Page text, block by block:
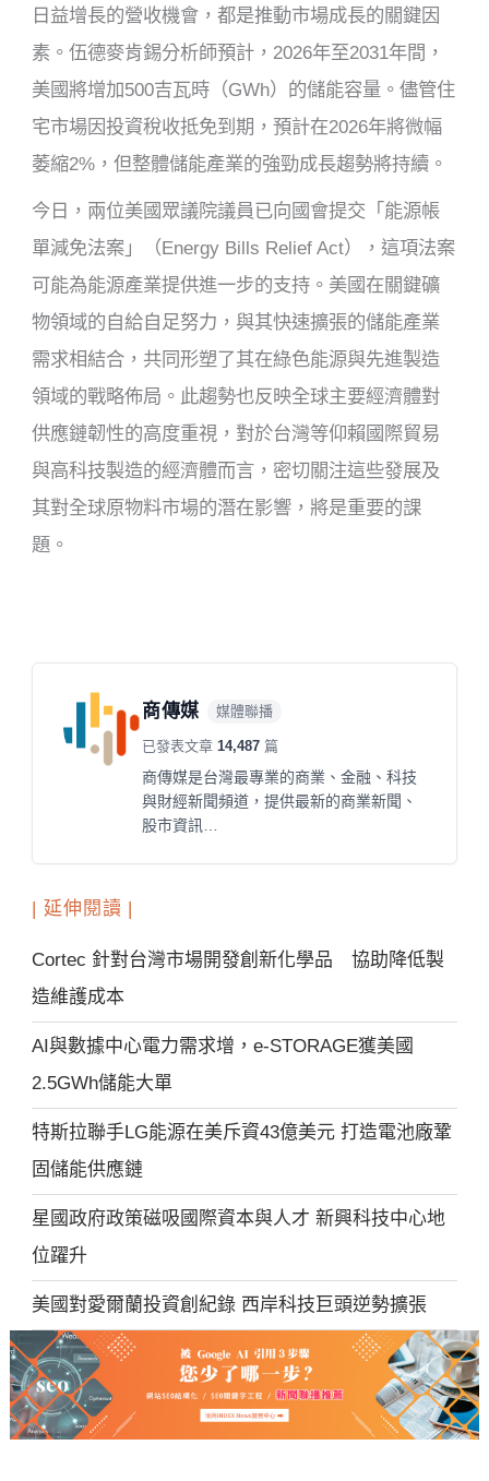
日益增長的營收機會，都是推動市場成長的關鍵因
素。伍德麥肯錫分析師預計，2026年至2031年間，
美國將增加500吉瓦時（GWh）的儲能容量。儘管住
宅市場因投資稅收抵免到期，預計在2026年將微幅
萎縮2%，但整體儲能產業的強勁成長趨勢將持續。
今日，兩位美國眾議院議員已向國會提交「能源帳
單減免法案」（Energy Bills Relief Act），這項法案
可能為能源產業提供進一步的支持。美國在關鍵礦
物領域的自給自足努力，與其快速擴張的儲能產業
需求相結合，共同形塑了其在綠色能源與先進製造
領域的戰略佈局。此趨勢也反映全球主要經濟體對
供應鏈韌性的高度重視，對於台灣等仰賴國際貿易
與高科技製造的經濟體而言，密切關注這些發展及
其對全球原物料市場的潛在影響，將是重要的課
題。
商傳媒 媒體聯播
已發表文章 14,487 篇
商傳媒是台灣最專業的商業、金融、科技
與財經新聞頻道，提供最新的商業新聞、
股市資訊…
| 延伸閱讀 |
Cortec 針對台灣市場開發創新化學品 協助降低製
造維護成本
AI與數據中心電力需求增，e-STORAGE獲美國
2.5GWh儲能大單
特斯拉聯手LG能源在美斥資43億美元 打造電池廠鞏
固儲能供應鏈
星國政府政策磁吸國際資本與人才 新興科技中心地
位躍升
美國對愛爾蘭投資創紀錄 西岸科技巨頭逆勢擴張